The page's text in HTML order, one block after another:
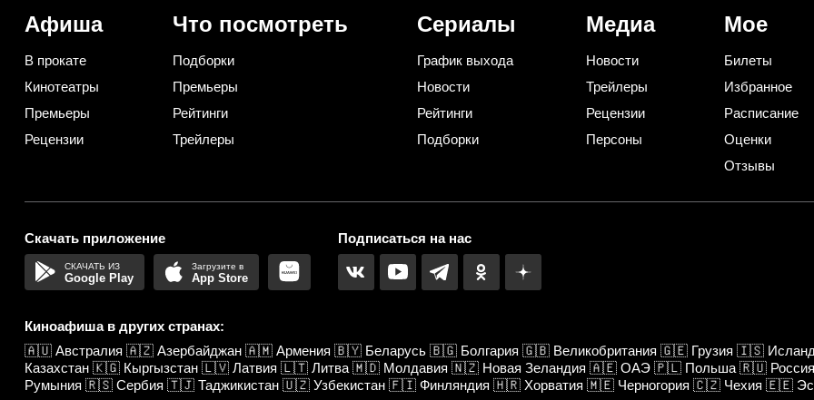
Афиша
В прокате
Кинотеатры
Премьеры
Рецензии
Что посмотреть
Подборки
Премьеры
Рейтинги
Трейлеры
Сериалы
График выхода
Новости
Рейтинги
Подборки
Медиа
Новости
Трейлеры
Рецензии
Персоны
Мое
Билеты
Избранное
Расписание
Оценки
Отзывы
Скачать приложение
Google Play App Store
Подписаться на нас
Киноафиша в других странах:
🇦🇺 Австралия 🇦🇿 Азербайджан 🇦🇲 Армения 🇧🇾 Беларусь 🇧🇬 Болгария 🇬🇧 Великобритания 🇬🇪 Грузия 🇮🇸
Казахстан 🇰🇬 Кыргызстан 🇱🇻 Латвия 🇱🇹 Литва 🇲🇩 Молдавия 🇳🇿 Новая Зеландия 🇦🇪 ОАЭ 🇵🇱 Польша 🇷🇺 Россия
Румыния 🇷🇸 Сербия 🇹🇯 Таджикистан 🇺🇿 Узбекистан 🇫🇮 Финляндия 🇭🇷 Хорватия 🇲🇪 Черногория 🇨🇿 Чехия 🇪🇪